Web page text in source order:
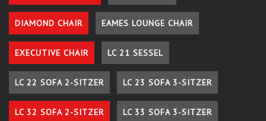
DIAMOND CHAIR EAMES LOUNGE CHAIR
EXECUTIVE CHAIR LC 21 SESSEL
LC 22 SOFA 2-SITZER LC 23 SOFA 3-SITZER
LC 32 SOFA 2-SITZER LC 33 SOFA 3-SITZER